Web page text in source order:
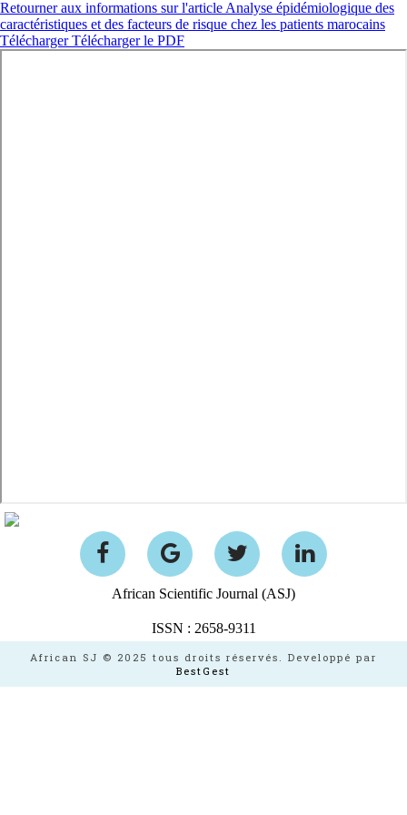
Retourner aux informations sur l'article Analyse épidémiologique des
caractéristiques et des facteurs de risque chez les patients marocains
TéléchargerTélécharger le PDF
African Scientific Journal (ASJ)
ISSN : 2658-9311
African SJ © 2025 tous droits réservés. Developpé par
BestGest